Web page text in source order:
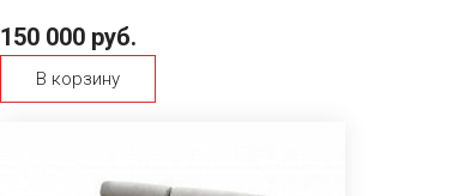
150 000 руб.
В корзину